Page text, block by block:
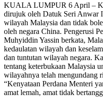
KUALA LUMPUR 6 April –
dirujuk oleh Datuk Seri Anwar
wilayah Malaysia dan tidak
oleh negara China. Pengerusi
Muhyiddin Yassin berkata,
kedaulatan wilayah dan
dan tuntutan wilayah negara.
tentang keterbukaan Malaysia
wilayahnya telah mengundang
“Kenyataan Perdana Menteri
amat lemah, amat tidak